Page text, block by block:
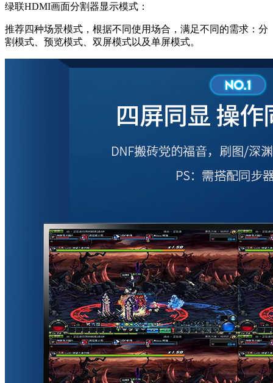
绿联HDMI画面分割器显示模式：
推荐四种场景模式，根据不同使用场合，满足不同的需求：分
割模式、预览模式、双屏模式以及单屏模式。